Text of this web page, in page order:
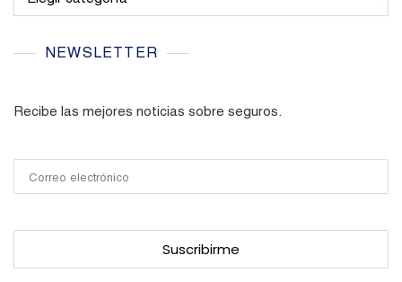
NEWSLETTER
Recibe las mejores noticias sobre seguros.